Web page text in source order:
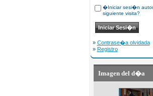
�Iniciar sesi�n
siguiente visita?
» Contrase�a olvidada
» Registro
Imagen del d�a